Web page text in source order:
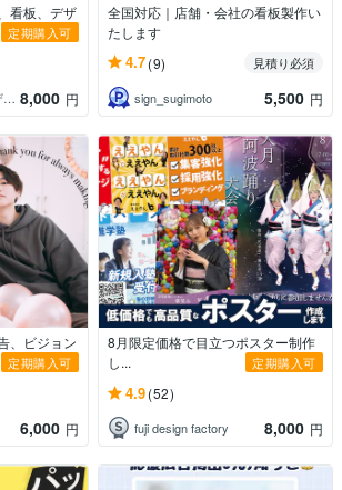
看板、デザ
定期購入可
iDesign（アイ・デザイン） 8,000 円
全国対応｜店舗・会社の看板製作い
たします
4.7(9)
見積り必須
sign_sugimoto
5,500 円
、ビジョン
定期購入可
6,000 円
8月限定価格で目立つポスター制作
し...
定期購入可
4.9(52)
fuji design factory 8,000 円